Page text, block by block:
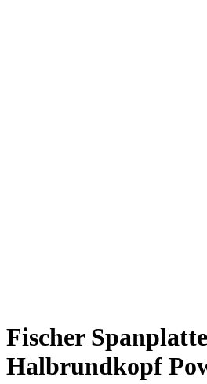
Fischer
Halbrundkopf